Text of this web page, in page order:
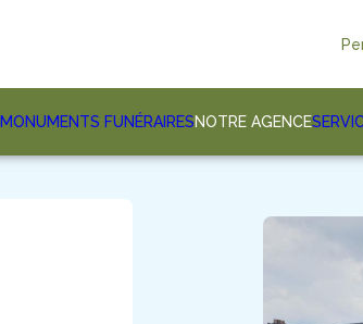
MONUMENTS FUNÉRAIRESNOTRE AGENCE